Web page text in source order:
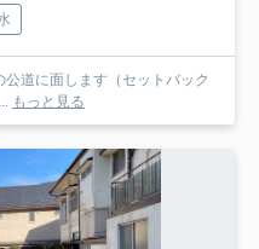
道に面します（セットバック
もっと見る